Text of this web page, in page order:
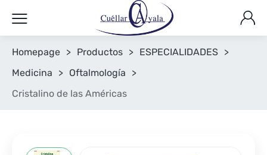
Homepage > Productos > ESPECIALIDADES >
Medicina
> Oftalmología
>
Cristalino de las Américas